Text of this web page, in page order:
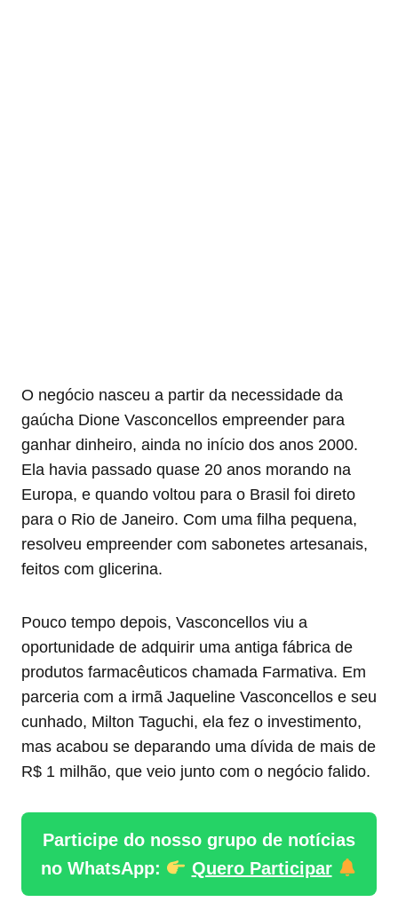
O negócio nasceu a partir da necessidade da
gaúcha Dione Vasconcellos empreender para
ganhar dinheiro, ainda no início dos anos 2000.
Ela havia passado quase 20 anos morando na
Europa, e quando voltou para o Brasil foi direto
para o Rio de Janeiro. Com uma filha pequena,
resolveu empreender com sabonetes artesanais,
feitos com glicerina.
Pouco tempo depois, Vasconcellos viu a
oportunidade de adquirir uma antiga fábrica de
produtos farmacêuticos chamada Farmativa. Em
parceria com a irmã Jaqueline Vasconcellos e seu
cunhado, Milton Taguchi, ela fez o investimento,
mas acabou se deparando uma dívida de mais de
R$ 1 milhão, que veio junto com o negócio falido.
Participe do nosso grupo de notícias
no WhatsApp:
Quero Participar